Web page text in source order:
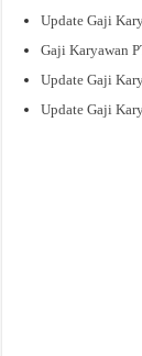
Update Gaji
Gaji Karyawan
Update Gaji
Update Gaji